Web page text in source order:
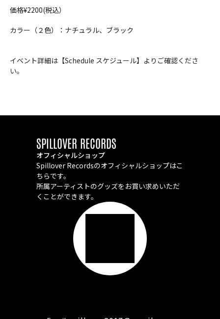
価格¥2200(税込）
カラー（２色）：ナチュラル、ブラック
イベント詳細は【Schedule スケジュール】よりご確認くださ
い。
SPILLOVER RECORDS
オフィシャルショップ
Spillover Recordsのオフィシャルショップはこ
ちらです。
所属アーティストのグッズをお買い求めいただ
くことができます。